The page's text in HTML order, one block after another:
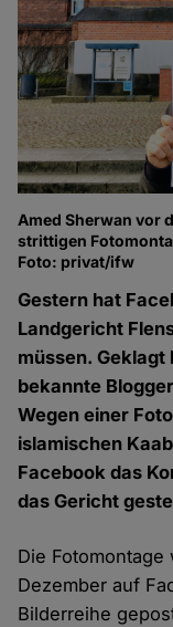
Amed Sherwan vor
strittigen
Foto: privat/ifw
Gestern hat
Landgericht
müssen.
bekannte
Wegen einer
islamischen
Facebook das
das Gericht
Die Fotomontage
Dezember auf
Bilderreihe